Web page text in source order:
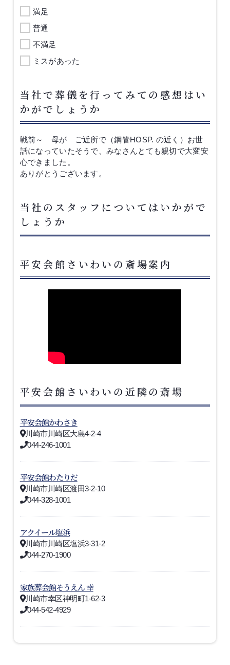
満足
普通
不満足
ミスがあった
当社で葬儀を行ってみての感想はい
かがでしょうか
戦前～ 母が ご近所で（鋼管HOSP. の近く）お世
話になっていたそうで、みなさんとても親切で大変安
心できました。
ありがとうございます。
当社のスタッフについてはいかがで
しょうか
平安会館さいわいの斎場案内
平安会館さいわいの近隣の斎場
平安会館かわさき
川崎市川崎区大島4-2-4
044-246-1001
平安会館わたりだ
川崎市川崎区渡田3-2-10
044-328-1001
アクイール塩浜
川崎市川崎区塩浜3-31-2
044-270-1900
家族葬会館そうえん 幸
川崎市幸区神明町1-62-3
044-542-4929